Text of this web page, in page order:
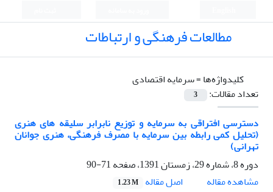
مطالعات فرهنگی و ارتباطات
کلیدواژه‌ها =سرمایه اقتصادی
تعداد مقالات:
3
دسترسی افتراقی به سرمایه و توزیع نابرابر سلیقه های هنری
(تحلیل کمی رابطه بین سرمایه با مصرف فرهنگی، هنری جوانان
تهرانی)
دوره 8، شماره 29، زمستان 1391، صفحه
71-90
مشاهده مقاله
اصل مقاله 1.23 M